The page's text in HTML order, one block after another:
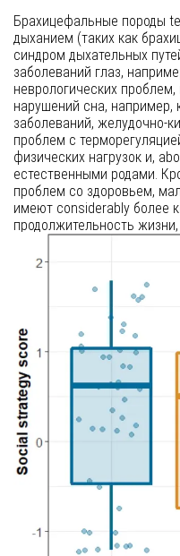
Брахицефальные породы
дыханием (таких как
синдром дыхательных
заболеваний глаз,
неврологических
нарушений сна,
заболеваний, желудочно-
проблем с
физических нагрузок и,
естественными родами.
проблем со здоровьем,
имеют considerably более
продолжительность
вероятностью снова
рекомендуют их
Высокий уровень
положительно влиять на
и собакой.
Основными причинами, о
являются то, что эти
семей с детьми, хорошо
жизни и демонстрируют
черты для companionship,
ключевым фактором. В то
доказательств того, что
укусить детей, нет
малоподвижного образа
они страдают от
нагрузок. Однако
поведенческие черты